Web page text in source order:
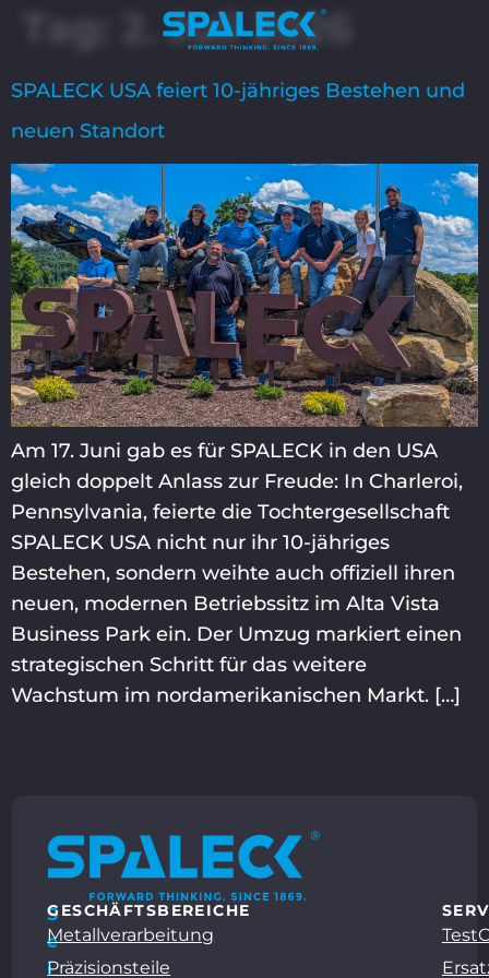
Tag: 2. Juli 2026
SPALECK USA feiert 10-jähriges Bestehen und
neuen Standort
Am 17. Juni gab es für SPALECK in den USA
gleich doppelt Anlass zur Freude: In Charleroi,
Pennsylvania, feierte die Tochtergesellschaft
SPALECK USA nicht nur ihr 10-jähriges
Bestehen, sondern weihte auch offiziell ihren
neuen, modernen Betriebssitz im Alta Vista
Business Park ein. Der Umzug markiert einen
strategischen Schritt für das weitere
Wachstum im nordamerikanischen Markt. […]
S
e
i
GESCHÄFTSBEREICHE
Metallverarbeitung
Präzisionsteile